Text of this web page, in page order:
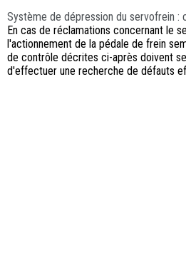
Système de dépression du servofrein :
En cas de réclamations concernant le
l'actionnement de la pédale de frein
de contrôle décrites ci-après doivent
d'effectuer une recherche de défauts